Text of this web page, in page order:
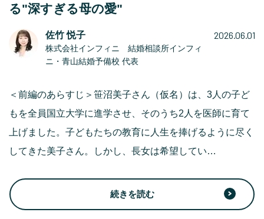
る"深すぎる母の愛"
佐竹 悦子
株式会社インフィニ 結婚相談所インフィ
ニ・青山結婚予備校 代表
2026.06.01
＜前編のあらすじ＞笹沼美子さん（仮名）は、3人の子ど
もを全員国立大学に進学させ、そのうち2人を医師に育て
上げました。子どもたちの教育に人生を捧げるように尽く
してきた美子さん。しかし、長女は希望してい…
続きを読む